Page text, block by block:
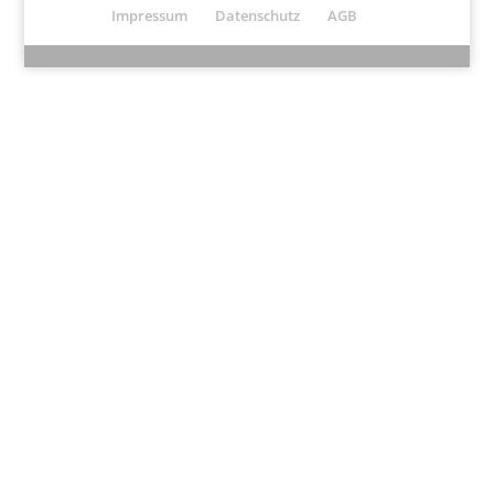
Impressum Datenschutz AGB